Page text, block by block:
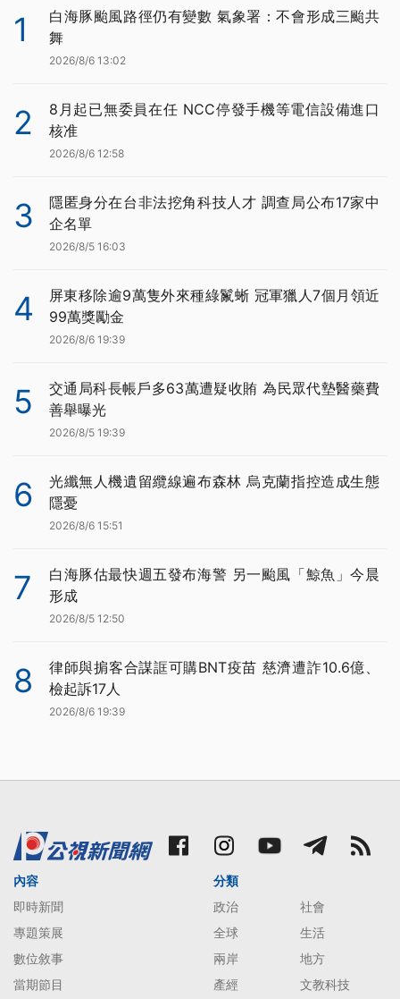
1
白海豚颱風路徑仍有變數 氣象署：不會形成三颱共
舞
2026/8/6 13:02
2
8月起已無委員在任 NCC停發手機等電信設備進口
核准
2026/8/6 12:58
3
隱匿身分在台非法挖角科技人才 調查局公布17家中
企名單
2026/8/5 16:03
4
屏東移除逾9萬隻外來種綠鬣蜥 冠軍獵人7個月領近
99萬獎勵金
2026/8/6 19:39
5
交通局科長帳戶多63萬遭疑收賄 為民眾代墊醫藥費
善舉曝光
2026/8/5 19:39
6
光纖無人機遺留纜線遍布森林 烏克蘭指控造成生態
隱憂
2026/8/6 15:51
7
白海豚估最快週五發布海警 另一颱風「鯨魚」今晨
形成
2026/8/5 12:50
8
律師與掮客合謀誆可購BNT疫苗 慈濟遭詐10.6億、
檢起訴17人
2026/8/6 19:39
內容
即時新聞
專題策展
數位敘事
當期節目
分類
政治
社會
全球
生活
兩岸
地方
產經
文教科技